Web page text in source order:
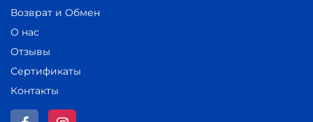
Возврат и Обмен
О нас
Отзывы
Сертификаты
Контакты